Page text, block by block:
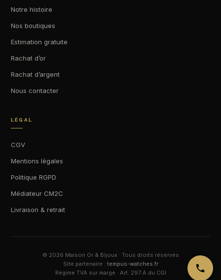
Notre histoire
Nos boutiques
Estimation gratuite
Rachat d’or
Rachat d’argent
Nous contacter
LÉGAL
CGV
Mentions légales
Politique RGPD
Médiateur CM2C
Livraison & retrait
© 2026 Maison Or & Bijoux · Tous droits réservés
Site partenaire : tempus-watches.fr
Régime TVA sur marge · Art. 297 A du CGI